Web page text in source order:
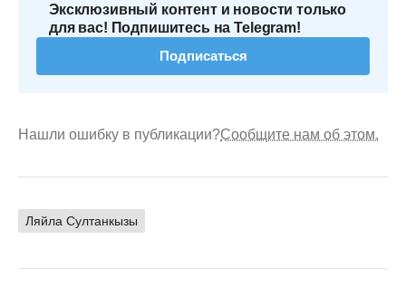
Эксклюзивный контент и новости только
для вас! Подпишитесь на Telegram!
Подписаться
Нашли ошибку в публикации?Сообщите нам об этом.
Ляйла Султанкызы